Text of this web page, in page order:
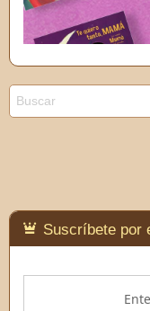
Suscríbete por